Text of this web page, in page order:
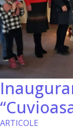
ARTICOLE